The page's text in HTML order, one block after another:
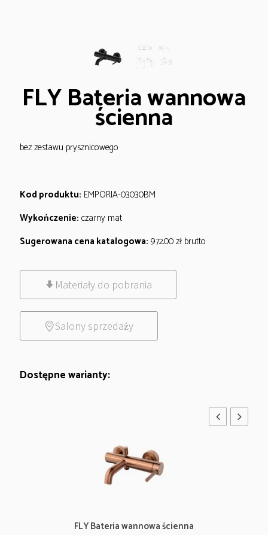
FLY Bateria wannowa
ścienna
bez zestawu prysznicowego
Kod produktu: EMPORIA-03030BM
Wykończenie: czarny mat
Sugerowana cena katalogowa: 972.00zł brutto
Materiały do pobrania
Salony sprzedaży
Dostępne warianty:
FLY Bateria wannowa ścienna